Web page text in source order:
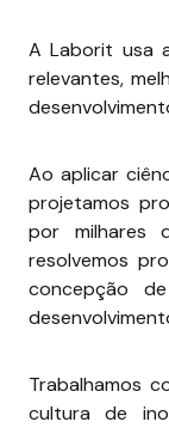
A Laborit usa
relevantes,
Ao aplicar
projetamos
por milhares
resolvemos
concepção
Trabalhamos
cultura de